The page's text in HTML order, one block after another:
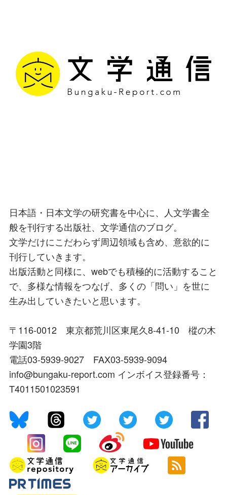
日本語・日本文学の研究書を中心に、人文学書全
般を刊行する出版社、文学通信のブログ。
文学だけにこだわらず周辺領域も含め、意欲的に
刊行していきます。
出版活動と同様に、webでも積極的に活動すること
で、多様な情報をつなげ、多くの「問い」を世に
生み出していきたいと思います。
〒116-0012 東京都荒川区東尾久8-41-10 樅の木
学園3階
電話03-5939-9027 FAX03-5939-9094
info@bungaku-report.com インボイス登録番号：
T4011501023591